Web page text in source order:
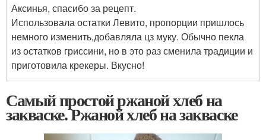
Аксинья, спасибо за рецепт.
Использовала остатки Левито, пропорции пришлось
немного изменить,добавляла цз муку. Обычно пекла
из остатков гриссини, но в это раз сменила традиции и
приготовила крекеры. Вкусно!
Самый простой ржаной хлеб на
закваске. Ржаной хлеб на закваске